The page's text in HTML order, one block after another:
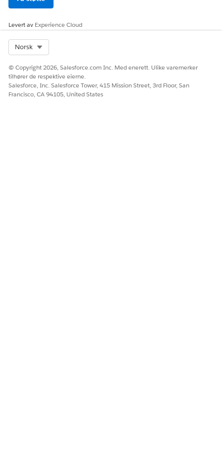
Levert av Experience Cloud
Norsk
© Copyright 2026, Salesforce.com Inc. Med enerett. Ulike varemerker
tilhører de respektive eierne.
Salesforce, Inc. Salesforce Tower, 415 Mission Street, 3rd Floor, San
Francisco, CA 94105, United States